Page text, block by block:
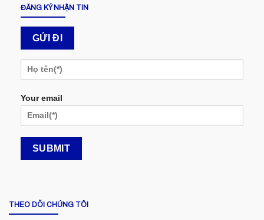
ĐĂNG KÝ NHẬN TIN
Your email
THEO DÕI CHÚNG TÔI